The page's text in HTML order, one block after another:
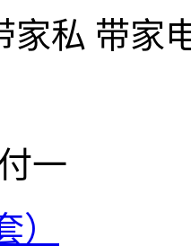
家私 带家
一
）